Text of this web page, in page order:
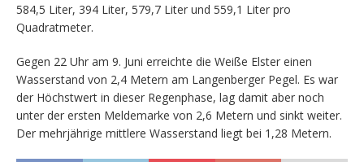
584,5 Liter, 394 Liter, 579,7 Liter und 559,1 Liter pro
Quadratmeter.
Gegen 22 Uhr am 9. Juni erreichte die Weiße Elster einen
Wasserstand von 2,4 Metern am Langenberger Pegel. Es war
der Höchstwert in dieser Regenphase, lag damit aber noch
unter der ersten Meldemarke von 2,6 Metern und sinkt weiter.
Der mehrjährige mittlere Wasserstand liegt bei 1,28 Metern.